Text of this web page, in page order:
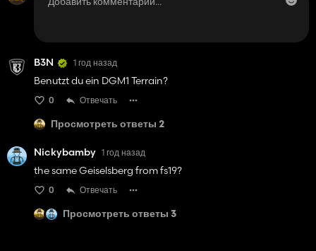
B3N 1 год назад
Benutzt du ein DGM1 Terrain?
0 Отвечать
Просмотреть ответы 2
Nickybamby 1 год назад
the same Geiselsberg from fs19?
0 Отвечать
Просмотреть ответы 3